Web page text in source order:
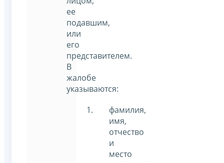
ее
подавшим,
или
его
представителем.
В
жалобе
указываются:
фамилия,
имя,
отчество
и
место